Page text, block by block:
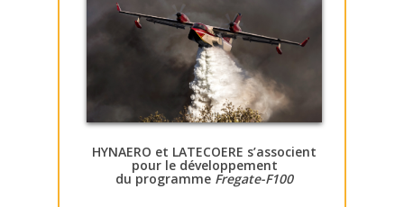
HYNAERO et LATECOERE s’associent
pour le développement
du programme Fregate-F100